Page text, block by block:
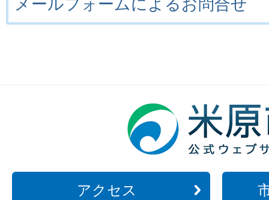
メールフォームによるお問合せ
アクセス